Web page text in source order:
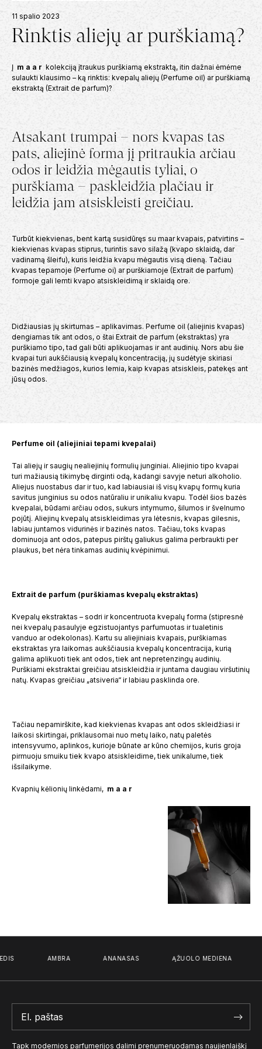
11 spalio 2023
Rinktis aliejų ar purškiamą?
Į m a a r kolekciją įtraukus purškiamą ekstraktą, itin dažnai ėmėme
sulaukti klausimo – ką rinktis: kvepalų aliejų (Perfume oil) ar purškiamą
ekstraktą (Extrait de parfum)?
Atsakant trumpai – nors kvapas tas
pats, aliejinė forma jį pritraukia arčiau
odos ir leidžia mėgautis tyliai, o
purškiama – paskleidžia plačiau ir
leidžia jam atsiskleisti greičiau.
Turbūt kiekvienas, bent kartą susidūręs su maar kvapais, patvirtins –
kiekvienas kvapas stiprus, turintis savo silažą (kvapo sklaidą, dar
vadinamą šleifu), kuris leidžia kvapu mėgautis visą dieną. Tačiau
kvapas tepamoje (Perfume oi) ar purškiamoje (Extrait de parfum)
formoje gali lemti kvapo atsiskleidimą ir sklaidą ore.
Didžiausias jų skirtumas – aplikavimas. Perfume oil (aliejinis kvapas)
dengiamas tik ant odos, o štai Extrait de parfum (ekstraktas) yra
purškiamo tipo, tad gali būti aplikuojamas ir ant audinių. Nors abu šie
kvapai turi aukščiausią kvepalų koncentraciją, jų sudėtyje skiriasi
bazinės medžiagos, kurios lemia, kaip kvapas atsiskleis, patekęs ant
jūsų odos.
Perfume oil (aliejiniai tepami kvepalai)
Tai aliejų ir saugių nealiejinių formulių junginiai. Aliejinio tipo kvapai
turi mažiausią tikimybę dirginti odą, kadangi savyje neturi alkoholio.
Aliejus nuostabus dar ir tuo, kad labiausiai iš visų kvapų formų kuria
savitus junginius su odos natūraliu ir unikaliu kvapu. Todėl šios bazės
kvepalai, būdami arčiau odos, sukurs intymumo, šilumos ir švelnumo
pojūtį. Aliejinų kvepalų atsiskleidimas yra lėtesnis, kvapas gilesnis,
labiau juntamos vidurinės ir bazinės natos. Tačiau, toks kvapas
dominuoja ant odos, patepus pirštų galiukus galima perbraukti per
plaukus, bet nėra tinkamas audinių kvėpinimui.
Extrait de parfum (purškiamas kvepalų ekstraktas)
Kvepalų ekstraktas – sodri ir koncentruota kvepalų forma (stipresnė
nei kvepalų pasaulyje egzistuojantys parfumuotas ir tualetinis
vanduo ar odekolonas). Kartu su aliejiniais kvapais, purškiamas
ekstraktas yra laikomas aukščiausia kvepalų koncentracija, kurią
galima aplikuoti tiek ant odos, tiek ant nepretenzingų audinių.
Purškiami ekstraktai greičiau atsiskleidžia ir juntama daugiau viršutinių
natų. Kvapas greičiau „atsiveria“ ir labiau pasklinda ore.
Tačiau nepamirškite, kad kiekvienas kvapas ant odos skleidžiasi ir
laikosi skirtingai, priklausomai nuo metų laiko, natų paletės
intensyvumo, aplinkos, kurioje būnate ar kūno chemijos, kuris groja
pirmuoju smuiku tiek kvapo atsiskleidime, tiek unikalume, tiek
išsilaikyme.
Kvapnių kėlionių linkėdami, m a a r
AMBRA ANANASAS ĄŽUOLO MEDIENA
Tapk modernios parfumerijos dalimi prenumeruodamas naujienlaiškį
50€ –